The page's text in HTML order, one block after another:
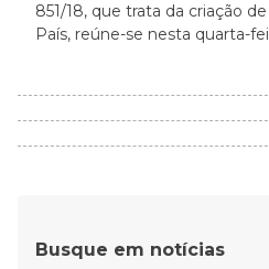
851/18, que trata da criação
País, reúne-se nesta quarta-
Busque em notícias